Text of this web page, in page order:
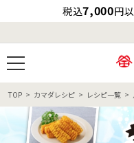
税込7,000円
ログイン
会員登録
すべての商品一覧
すべてから検索
カタログ番号・記号検索
TOP カマダレシピ レシピ一覧
最短お
8月7